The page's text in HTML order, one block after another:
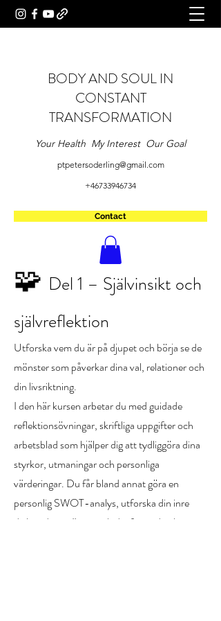
BODY AND SOUL IN
CONSTANT
TRANSFORMATION
Your Health My Interest Our Goal
ptpetersoderling@gmail.com
+46733946734
Contact
🧩 Del 1 – Självinsikt och
självreflektion
Utforska vem du är på djupet och börja se de
mönster som påverkar dina val, relationer och
din livsriktning.
I den här kursen arbetar du med guidade
reflektionsövningar, skriftliga uppgifter och
arbetsblad som hjälper dig att tydliggöra dina
styrkor, utmaningar och personliga
värderingar. Du får bland annat göra en
personlig SWOT-analys, utforska din inre
dialog, dina gränser och din framtida riktning.